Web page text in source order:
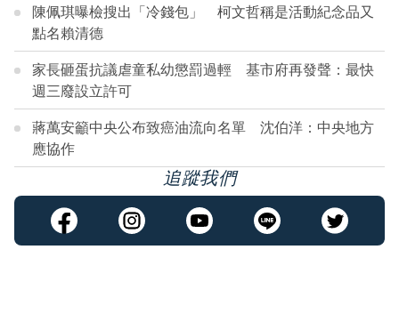
陳佩琪曝檢搜出「冷錢包」 柯文哲稱是活動紀念品又
點名賴清德
家長砸蛋抗議虐童私幼懲罰過輕 基市府再發聲：最快
週三廢設立許可
蔣萬安籲中央公布致癌油流向名單 沈伯洋：中央地方
應協作
追蹤我們